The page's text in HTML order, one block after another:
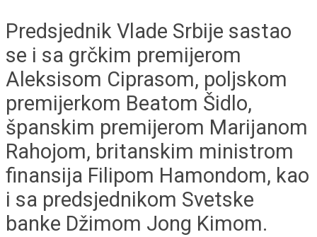
Predsjednik Vlade Srbije sastao
se i sa grčkim premijerom
Aleksisom Ciprasom, poljskom
premijerkom Beatom Šidlo,
španskim premijerom Marijanom
Rahojom, britanskim ministrom
finansija Filipom Hamondom, kao
i sa predsjednikom Svetske
banke Džimom Jong Kimom.